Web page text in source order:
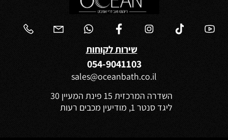
שירות לקוחות
054-9041103
sales@oceanbath.co.il
השדרה המרכזית 15 פינת המעיין 30
ליגד סנטר 1, מודיעין מכבים רעות